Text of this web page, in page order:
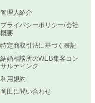
管理人紹介
プライバシーポリシー/会社
概要
特定商取引法に基づく表記
結婚相談所のWEB集客コン
サルティング
利用規約
岡田に問い合わせ